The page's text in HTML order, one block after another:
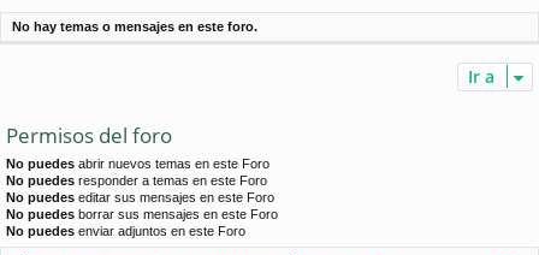
d
e
r
No hay temas o mensajes en este foro.
Ir a
Permisos del foro
No puedes abrir nuevos temas en este Foro
No puedes responder a temas en este Foro
No puedes editar sus mensajes en este Foro
No puedes borrar sus mensajes en este Foro
No puedes enviar adjuntos en este Foro